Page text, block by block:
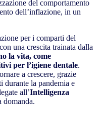
del comportamento
dell’inflazione, in un
per i comparti del
una crescita trainata dalla
la vita, come
per l’igiene dentale.
a crescere, grazie
durante la pandemia e
all’Intelligenza
domanda.